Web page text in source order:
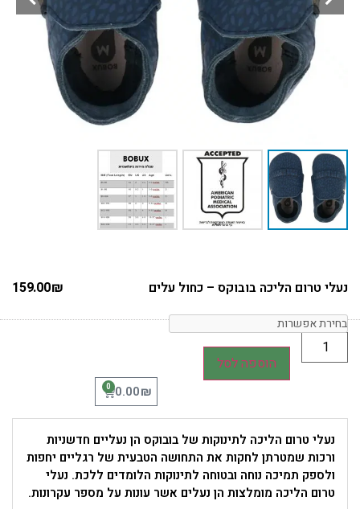
נעלי טרום הליכה בובוקס – כחול עלים 159.00₪
הוספה לסל
0.00₪
0
נעלי טרום הליכה לתינוקות של בובוקס הן נעליים חדשניות
ורכות שמטרתן לחקות את התחושה הטבעית של רגליים יחפות
ולספק תמיכה נוחה ובטוחה לתינוקות הלומדים ללכת. נעלי
טרום הליכה מומלצות הן נעלים אשר עונות על מספר עקרונות.